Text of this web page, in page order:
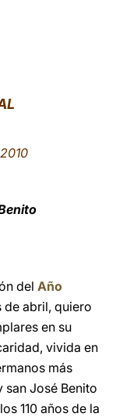
del Año
de abril, quiero
en su
vivida en
más
san José Benito
110 años de la